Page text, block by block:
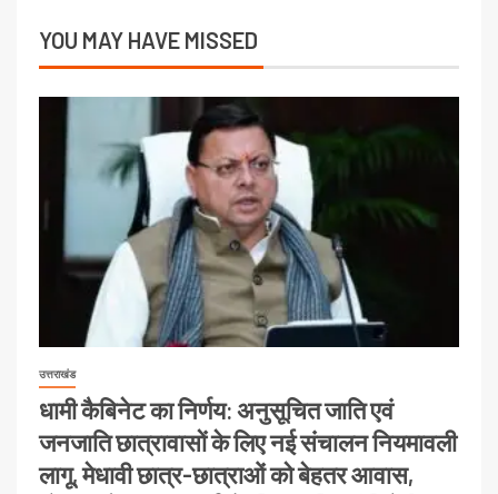
YOU MAY HAVE MISSED
उत्तराखंड
धामी कैबिनेट का निर्णय: अनुसूचित जाति एवं
जनजाति छात्रावासों के लिए नई संचालन नियमावली
लागू, मेधावी छात्र-छात्राओं को बेहतर आवास,